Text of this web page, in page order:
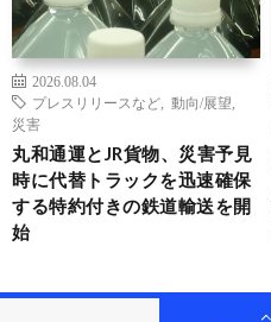
2026.08.04
プレスリリースなど
動向/展望
災害
丸和通運とJR貨物、災害予見
時に代替トラックを迅速確保
する特約付きの鉄道輸送を開
始